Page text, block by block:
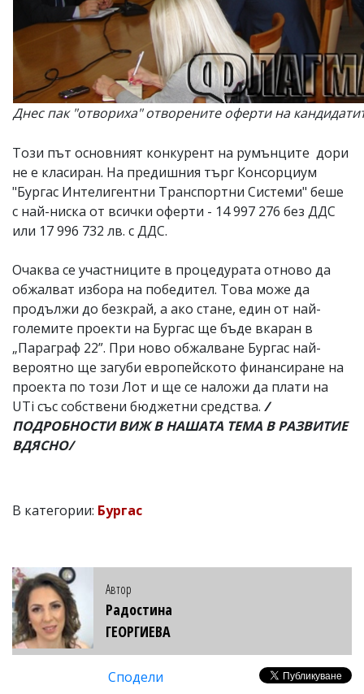
Днес пак "отвориха" отворените оферти на
Този път основният конкурент на румънците дори
не е класиран. На предишния търг Консорциум
"Бургас Интелигентни Транспортни Системи" беше
с най-ниска от всички оферти - 14 997 276 без ДДС
или 17 996 732 лв. с ДДС.
Очаква се участниците в процедурата отново да
обжалват избора на победител. Това може да
продължи до безкрай, а ако стане, един от най-
големите проекти на Бургас ще бъде вкаран в
„Параграф 22”. При ново обжалване Бургас най-
вероятно ще загуби европейското финансиране на
проекта по този Лот и ще се наложи да плати на
UTi със собствени бюджетни средства. /
ПОДРОБНОСТИ ВИЖ В НАШАТА ТЕМА В РАЗВИТИЕ
ВДЯСНО/
В категории: Бургас
Автор
Радостина
ГЕОРГИЕВА
Сподели